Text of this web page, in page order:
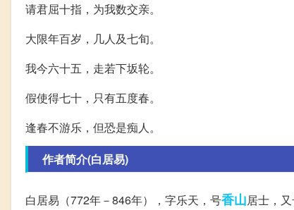
请君屈十指，为我数交亲。
大限年百岁，几人及七旬。
我今六十五，走若下坂轮。
假使得七十，只有五度春。
逢春不游乐，但恐是痴人。
作者简介(白居易)
白居易（772年－846年），字乐天，号香山居士，